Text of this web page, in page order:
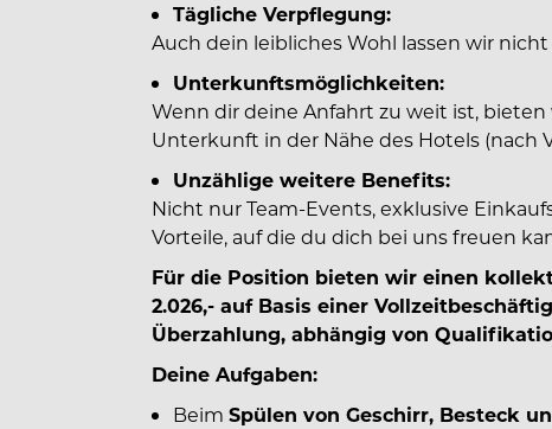
Tägliche Verpflegung:
Auch dein leibliches Wohl lassen wir
Unterkunftsmöglichkeiten:
Wenn dir deine Anfahrt zu weit ist,
Unterkunft in der Nähe des Hotels (nach
Unzählige weitere Benefits:
Nicht nur Team-Events, exklusive
Vorteile, auf die du dich bei uns freuen
Für die Position bieten wir einen
2.026,- auf Basis einer
Überzahlung, abhängig von
Deine Aufgaben:
Beim Spülen von Geschirr, Besteck